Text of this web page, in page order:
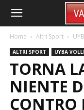
Home Altri Sport
ALTRI SPORT UYBA
TORNA
NIENTE